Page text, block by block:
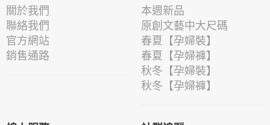
關於我們
聯絡我們
官方網站
銷售通路
本週新品
原創文藝中大尺碼
春夏【孕婦裝】
春夏【孕婦褲】
秋冬【孕婦裝】
秋冬【孕婦褲】